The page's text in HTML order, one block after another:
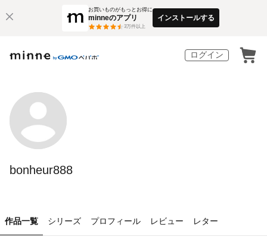
お買いものがもっとお得に
minneのアプリ
3万件以上
インストールする
ログイン
bonheur888
作品一覧 シリーズ プロフィール レビュー レター